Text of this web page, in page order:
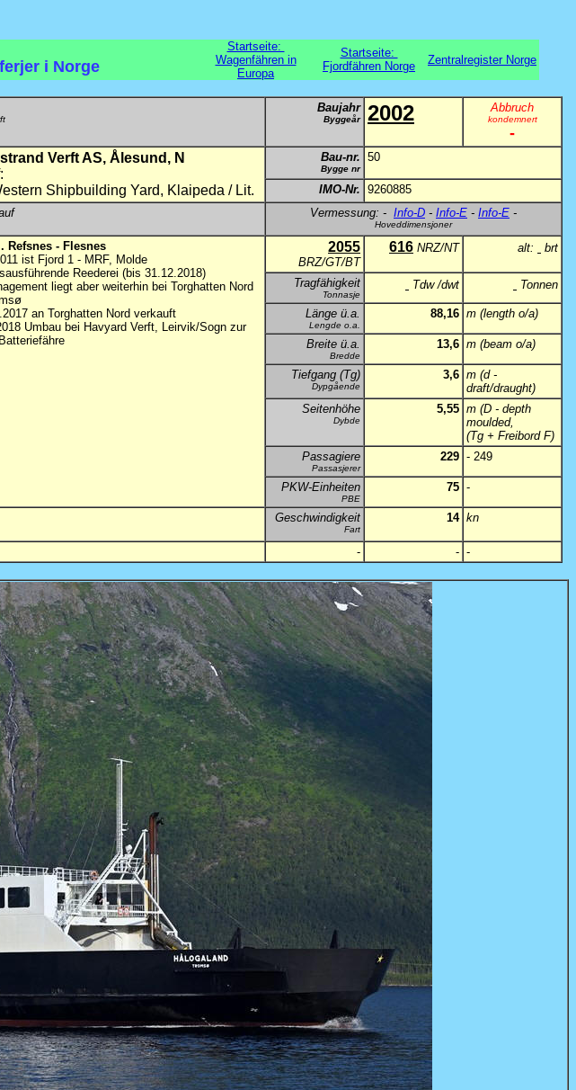
i Norge
Startseite:
Wagenfähren in
Europa
Startseite:
Fjordfähren Norge
Zentralregister Norge
Baujahr
Byggeår 2002 Abbruch
kondemnert
-
Verft AS, Ålesund, N
Shipbuilding Yard, Klaipeda / Lit.
Bau-nr.
Bygge nr
50
IMO-Nr. 9260885
Vermessung: - Info-D - Info-E - Info-E -
Hoveddimensjoner
Refsnes - Flesnes
ist Fjord 1 - MRF, Molde
Reederei (bis 31.12.2018)
liegt aber weiterhin bei Torghatten Nord
an Torghatten Nord verkauft
Umbau bei Havyard Verft, Leirvik/Sogn zur
2055
BRZ/GT/BT
616 NRZ/NT alt: brt
Tragfähigkeit
Tonnasje
Tdw /dwt Tonnen
Länge ü.a.
Lengde o.a.
88,16 m (length o/a)
Breite ü.a.
Bredde
13,6 m (beam o/a)
Tiefgang (Tg)
Dypgående
3,6 m (d -
draft/draught)
Seitenhöhe
Dybde
5,55 m (D - depth
moulded,
(Tg + Freibord F)
Passagiere
Passasjerer
229 - 249
PKW-Einheiten
PBE
75 -
Geschwindigkeit
Fart
14 kn
- - -